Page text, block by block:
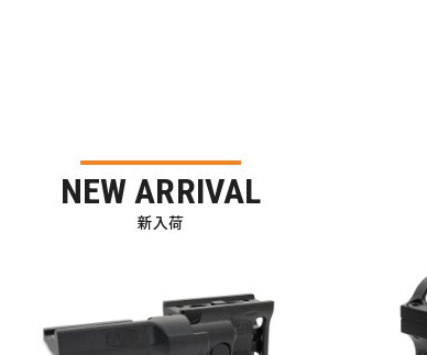
NEW ARRIVAL
新入荷